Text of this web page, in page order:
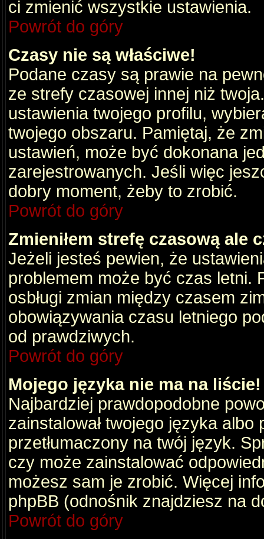
ci zmienić wszystkie ustawienia.
Powrót do góry
Czasy nie są właściwe!
Podane czasy są prawie na
ze strefy czasowej innej niż
ustawienia twojego profilu,
twojego obszaru. Pamiętaj, że
ustawień, może być dokonana
zarejestrowanych. Jeśli więc
dobry moment, żeby to zrobić.
Powrót do góry
Zmieniłem strefę czasową ale
Jeżeli jesteś pewien, że
problemem może być czas letni.
osbługi zmian między czasem
obowiązywania czasu letniego
od prawdziwych.
Powrót do góry
Mojego języka nie ma na liście!
Najbardziej prawdopodobne
zainstalował twojego języka albo
przetłumaczony na twój język.
czy może zainstalować
możesz sam je zrobić. Więcej
phpBB (odnośnik znajdziesz na
Powrót do góry